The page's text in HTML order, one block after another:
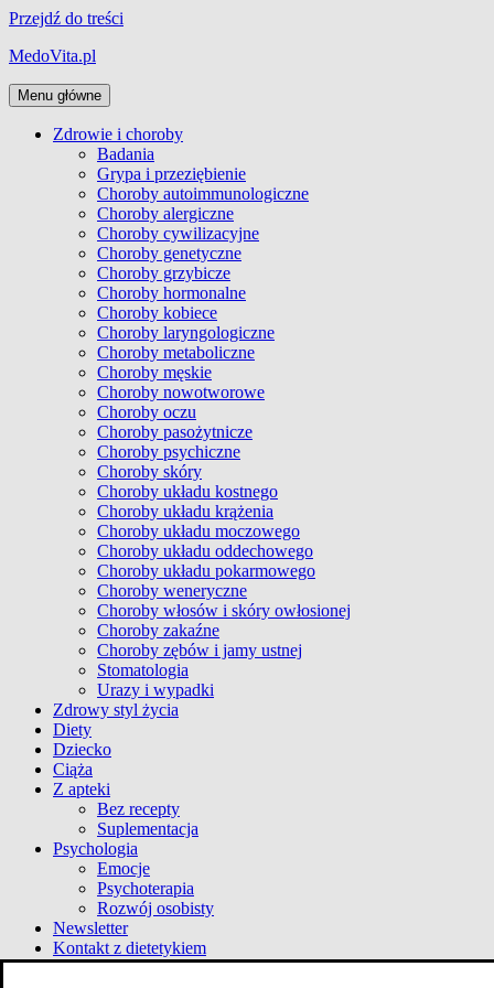
Przejdź do treści
MedoVita.pl
Menu główne
Zdrowie i choroby
Badania
Grypa i przeziębienie
Choroby autoimmunologiczne
Choroby alergiczne
Choroby cywilizacyjne
Choroby genetyczne
Choroby grzybicze
Choroby hormonalne
Choroby kobiece
Choroby laryngologiczne
Choroby metaboliczne
Choroby męskie
Choroby nowotworowe
Choroby oczu
Choroby pasożytnicze
Choroby psychiczne
Choroby skóry
Choroby układu kostnego
Choroby układu krążenia
Choroby układu moczowego
Choroby układu oddechowego
Choroby układu pokarmowego
Choroby weneryczne
Choroby włosów i skóry owłosionej
Choroby zakaźne
Choroby zębów i jamy ustnej
Stomatologia
Urazy i wypadki
Zdrowy styl życia
Diety
Dziecko
Ciąża
Z apteki
Bez recepty
Suplementacja
Psychologia
Emocje
Psychoterapia
Rozwój osobisty
Newsletter
Kontakt z dietetykiem